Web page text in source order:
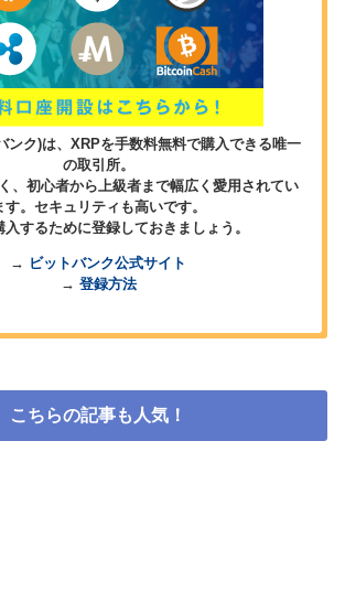
ンク)は、XRPを手数料無料で購入できる唯一
の取引所。
、初心者から上級者まで幅広く愛用されてい
す。セキュリティも高いです。
入するために登録しておきましょう。
→ ビットバンク公式サイト
→ 登録方法
こちらの記事も人気！